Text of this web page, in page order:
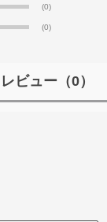
(0)
(0)
ビュー （0）